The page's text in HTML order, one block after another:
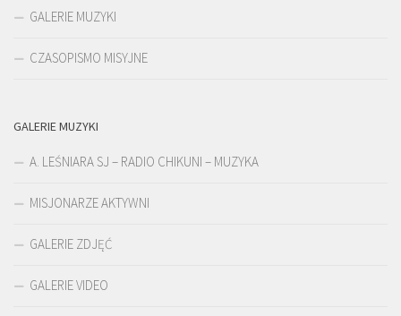
GALERIE MUZYKI
CZASOPISMO MISYJNE
GALERIE MUZYKI
A. LEŚNIARA SJ – RADIO CHIKUNI – MUZYKA
MISJONARZE AKTYWNI
GALERIE ZDJĘĆ
GALERIE VIDEO